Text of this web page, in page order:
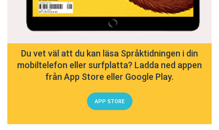
Du vet väl att du kan läsa Språktidningen i din
mobiltelefon eller surfplatta? Ladda ned appen
från App Store eller Google Play.
APP STORE